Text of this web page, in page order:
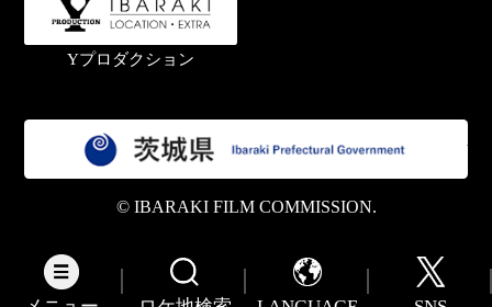
Yプロダクション
© IBARAKI FILM COMMISSION.